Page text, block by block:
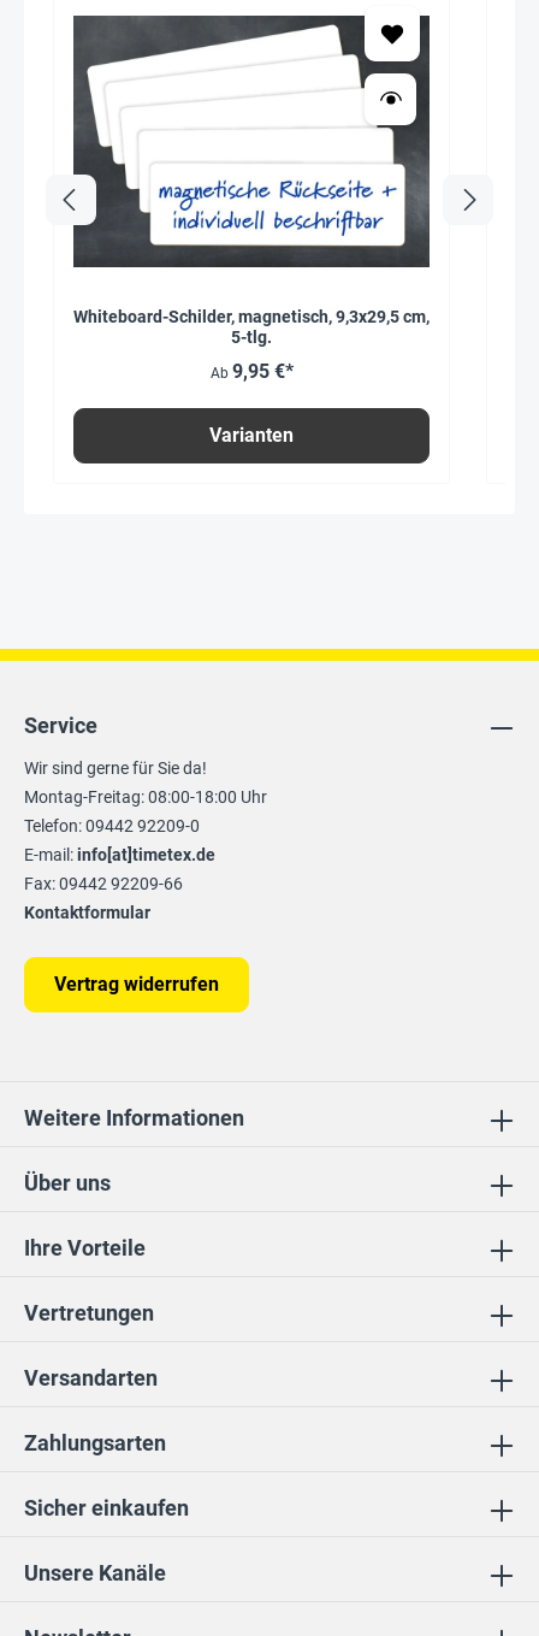
Whiteboard-Schilder, magnetisch, 9,3x29,5 cm,
5-tlg.
Ab 9,95 €*
Varianten
Unsere Kanäle
Ihre Vorteile
Vertretungen
Sicher einkaufen
Über uns
Service
Wir sind gerne für Sie da!
Montag-Freitag: 08:00-18:00 Uhr
Telefon: 09442 92209-0
E-mail:info[at]timetex.de
Fax: 09442 92209-66
Kontaktformular
Vertrag widerrufen
Weitere Informationen
Zahlungsarten
Versandarten